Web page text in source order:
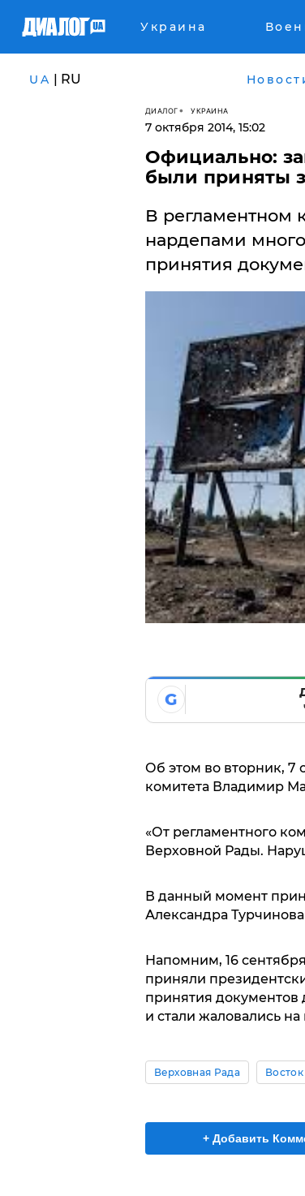
Украина
UA | RU
ДИАЛОГ УКРАИНА
7 октября 2014, 15:02
​Официально:
были приняты
В регламентном
нардепами
принятия
G
Об этом во вторник, 7
комитета Владимир
«От регламентного
Верховной Рады.
В данный момент
Александра
Напомним, 16
приняли
принятия документов
и стали жаловались
Верховная Рада
+ Добавить